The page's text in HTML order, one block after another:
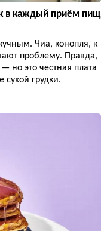
в каждый приём пищ
Чиа, конопля, к
проблему. Правда,
но это честная плата
сухой грудки.